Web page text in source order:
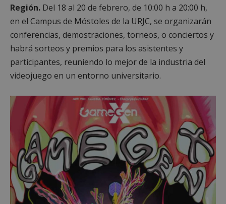
Región. Del 18 al 20 de febrero, de 10:00 h a 20:00 h,
en el Campus de Móstoles de la URJC, se organizarán
conferencias, demostraciones, torneos, o conciertos y
habrá sorteos y premios para los asistentes y
participantes, reuniendo lo mejor de la industria del
videojuego en un entorno universitario.